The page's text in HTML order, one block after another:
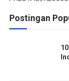
Postingan